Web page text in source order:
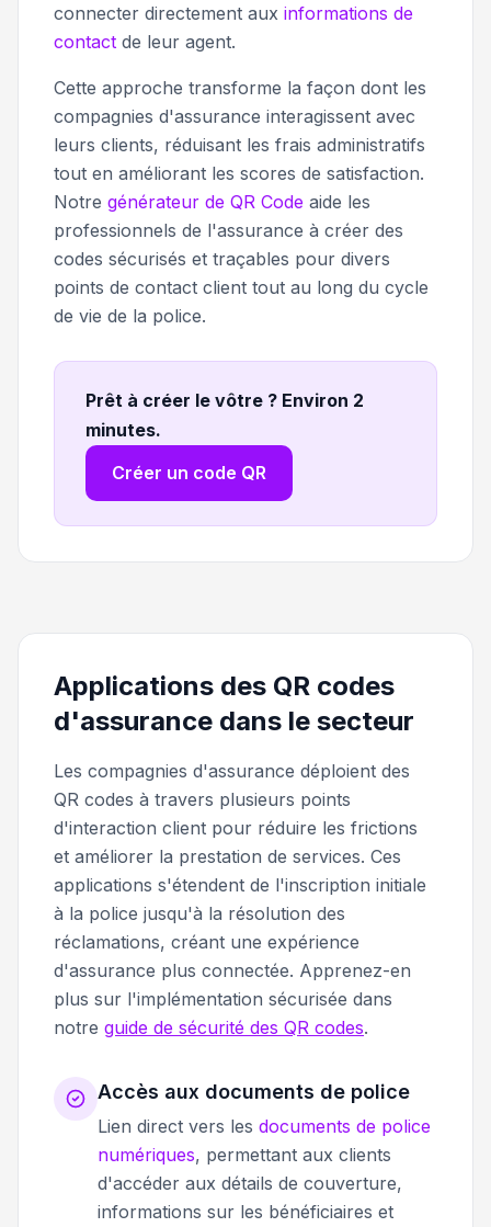
connecter directement aux informations de
contact de leur agent.
Cette approche transforme la façon dont les
compagnies d'assurance interagissent avec
leurs clients, réduisant les frais administratifs
tout en améliorant les scores de satisfaction.
Notre générateur de QR Code aide les
professionnels de l'assurance à créer des
codes sécurisés et traçables pour divers
points de contact client tout au long du cycle
de vie de la police.
Prêt à créer le vôtre ? Environ 2
minutes.
Créer un code QR
Applications des QR codes
d'assurance dans le secteur
Les compagnies d'assurance déploient des
QR codes à travers plusieurs points
d'interaction client pour réduire les frictions
et améliorer la prestation de services. Ces
applications s'étendent de l'inscription initiale
à la police jusqu'à la résolution des
réclamations, créant une expérience
d'assurance plus connectée. Apprenez-en
plus sur l'implémentation sécurisée dans
notre guide de sécurité des QR codes.
Accès aux documents de police
Lien direct vers les documents de police
numériques, permettant aux clients
d'accéder aux détails de couverture,
informations sur les bénéficiaires et